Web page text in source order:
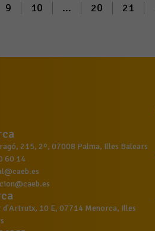
9 10 ... 20 21
215, 2º, 07008 Palma, Illes Balears
60 14
d'Artrutx, 10 E, 07714 Menorca, Illes